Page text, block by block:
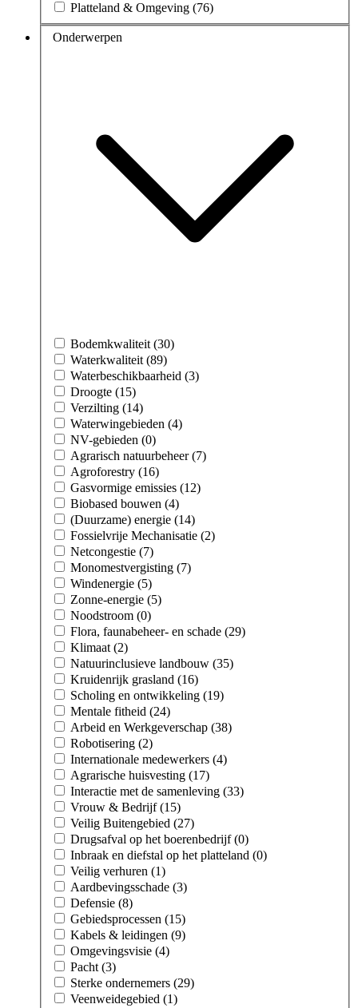
Platteland & Omgeving (76)
Onderwerpen
Bodemkwaliteit (30)
Waterkwaliteit (89)
Waterbeschikbaarheid (3)
Droogte (15)
Verzilting (14)
Waterwingebieden (4)
NV-gebieden (0)
Agrarisch natuurbeheer (7)
Agroforestry (16)
Gasvormige emissies (12)
Biobased bouwen (4)
(Duurzame) energie (14)
Fossielvrije Mechanisatie (2)
Netcongestie (7)
Monomestvergisting (7)
Windenergie (5)
Zonne-energie (5)
Noodstroom (0)
Flora, faunabeheer- en schade (29)
Klimaat (2)
Natuurinclusieve landbouw (35)
Kruidenrijk grasland (16)
Scholing en ontwikkeling (19)
Mentale fitheid (24)
Arbeid en Werkgeverschap (38)
Robotisering (2)
Internationale medewerkers (4)
Agrarische huisvesting (17)
Interactie met de samenleving (33)
Vrouw & Bedrijf (15)
Veilig Buitengebied (27)
Drugsafval op het boerenbedrijf (0)
Inbraak en diefstal op het platteland (0)
Veilig verhuren (1)
Aardbevingsschade (3)
Defensie (8)
Gebiedsprocessen (15)
Kabels & leidingen (9)
Omgevingsvisie (4)
Pacht (3)
Sterke ondernemers (29)
Veenweidegebied (1)